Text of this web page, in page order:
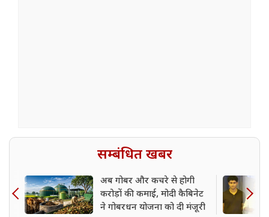
सम्बंधित खबर
अब गोबर और कचरे से होगी
करोड़ों की कमाई, मोदी कैबिनेट
ने गोबरधन योजना को दी मंजूरी